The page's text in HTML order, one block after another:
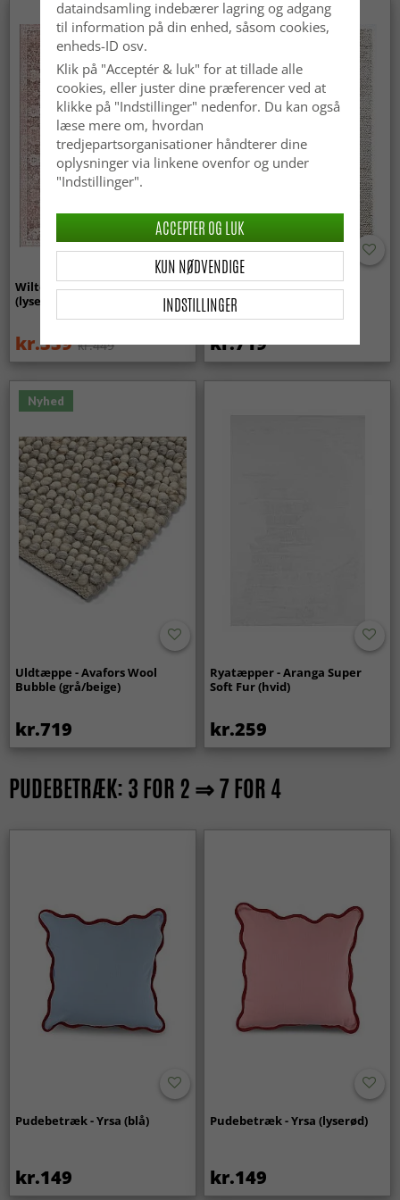
Wilton-tæppe - Gombalia
(lyserød)
kr.339 kr.449
Uldtæppe - Avafors Wool
Bubble (natural)
kr.719
Nyhed
Uldtæppe - Avafors Wool
Bubble (grå/beige)
kr.719
Ryatæpper - Aranga Super
Soft Fur (hvid)
kr.259
PUDEBETRÆK: 3 FOR 2 ⇒ 7 FOR 4
Pudebetræk - Yrsa (blå)
kr.149
Pudebetræk - Yrsa (lyserød)
kr.149
dataindsamling indebærer lagring og adgang
til information på din enhed, såsom cookies,
enheds-ID osv.
Klik på "Acceptér & luk" for at tillade alle
cookies, eller juster dine præferencer ved at
klikke på "Indstillinger" nedenfor. Du kan også
læse mere om, hvordan
tredjepartsorganisationer håndterer dine
oplysninger via linkene ovenfor og under
"Indstillinger".
INDSTILLINGER
KUN NØDVENDIGE
ACCEPTER OG LUK